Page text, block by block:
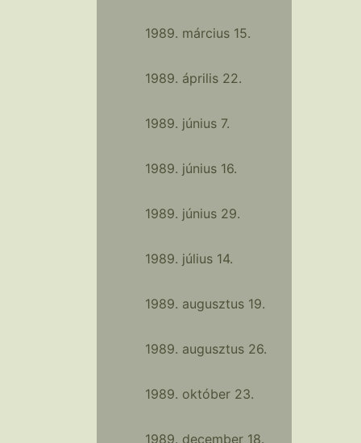
1989. március 15.
1989. április 22.
1989. június 7.
1989. június 16.
1989. június 29.
1989. július 14.
1989. augusztus 19.
1989. augusztus 26.
1989. október 23.
1989. december 18.